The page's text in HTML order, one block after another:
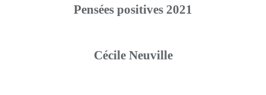
Pensées positives 2021
Cécile Neuville